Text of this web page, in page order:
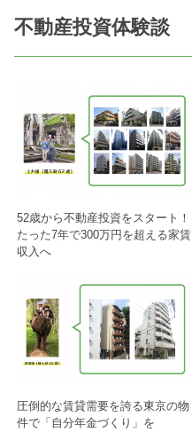
不動産投資体験談
52歳から不動産投資をスタート！
たった7年で300万円を超える家賃
収入へ
圧倒的な賃貸需要を誇る東京の物
件で「自分年金づくり」を